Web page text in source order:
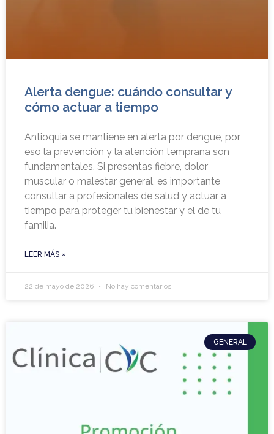
Alerta dengue: cuándo consultar y
cómo actuar a tiempo
Antioquia se mantiene en alerta por dengue, por
eso la prevención y la atención temprana son
fundamentales. Si presentas fiebre, dolor
muscular o malestar general, es importante
consultar a profesionales de salud y actuar a
tiempo para proteger tu bienestar y el de tu
familia.
LEER MÁS »
22 de mayo de 2026 No hay comentarios
GENERAL